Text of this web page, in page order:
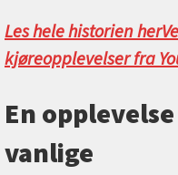
Les hele historien her
kjøreopplevelser fra
En
vanlige